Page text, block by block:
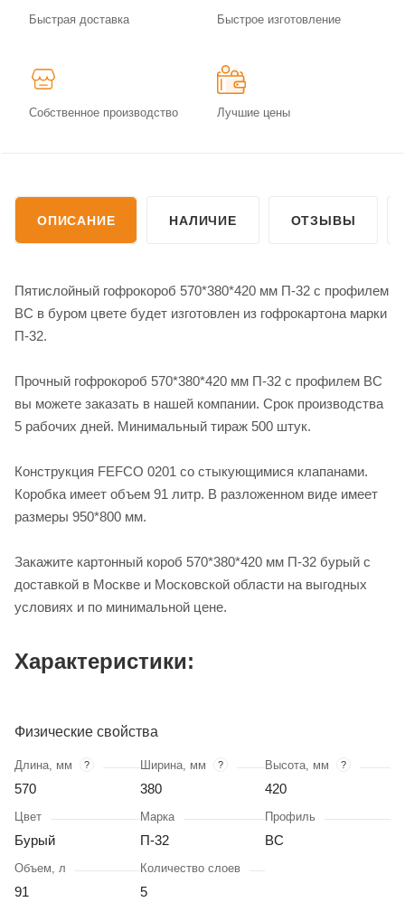
Быстрая доставка Быстрое изготовление
Собственное производство Лучшие цены
ОПИСАНИЕ НАЛИЧИЕ ОТЗЫВЫ
Пятислойный гофрокороб 570*380*420 мм П-32 с профилем
ВС в буром цвете будет изготовлен из гофрокартона марки
П-32.
Прочный гофрокороб 570*380*420 мм П-32 с профилем ВС
вы можете заказать в нашей компании. Срок производства
5 рабочих дней. Минимальный тираж 500 штук.
Конструкция FEFCO 0201 со стыкующимися клапанами.
Коробка имеет объем 91 литр. В разложенном виде имеет
размеры 950*800 мм.
Закажите картонный короб 570*380*420 мм П-32 бурый с
доставкой в Москве и Московской области на выгодных
условиях и по минимальной цене.
Характеристики:
Физические свойства
Длина, мм ?
570
Ширина, мм ?
380
Высота, мм ?
420
Цвет
Бурый
Марка
П-32
Профиль
BC
Объем, л
91
Количество слоев
5